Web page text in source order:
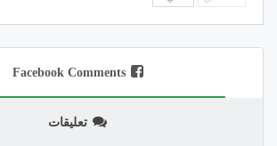
Facebook Comments
تعليقات